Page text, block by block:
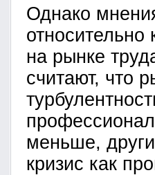
Однако
относительно
на рынке
считают, что
меньше,
кризис как